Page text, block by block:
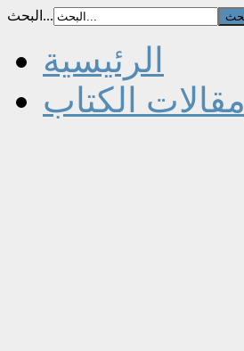
البحث...
الرئيسية
مقالات الكتاب